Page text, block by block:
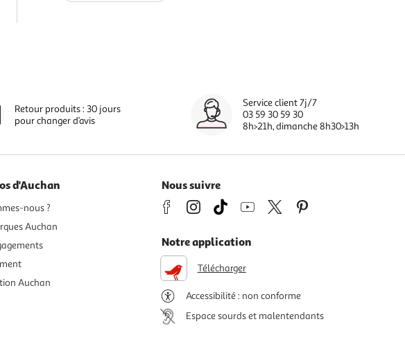
Retour produits : 30 jours
pour changer d’avis
Service client 7j/7
03 59 30 59 30
8h>21h, dimanche 8h30>13h
d'Auchan
nous ?
Auchan
Auchan
Nous suivre
Notre application
Télécharger
Accessibilité : non conforme
Espace sourds et malentendants